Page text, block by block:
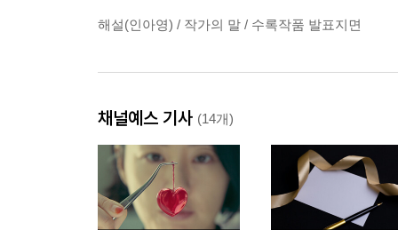
해설(인아영) / 작가의 말 / 수록작품 발표지면
채널예스 기사 (14개)